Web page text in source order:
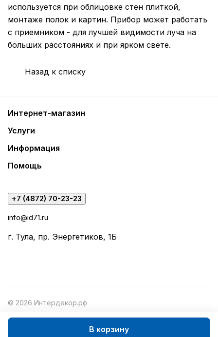
В корзину
используется при облицовке стен плиткой,
монтаже полок и картин. Прибор может работать
с приемником - для лучшей видимости луча на
больших расстояниях и при ярком свете.
Назад к списку
Интернет-магазин
Услуги
Информация
Помощь
+7 (4872) 70-23-23
info@id71.ru
г. Тула, пр. Энергетиков, 1Б
© 2026 Интердекор.рф